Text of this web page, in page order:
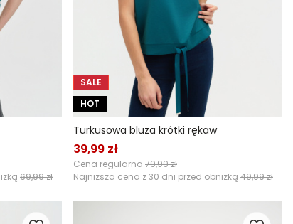
69,99 zł
SALE
HOT
Turkusowa bluza krótki rękaw
39,99 zł
Cena regularna 79,99 zł
Najniższa cena z 30 dni przed obniżką 49,99 zł